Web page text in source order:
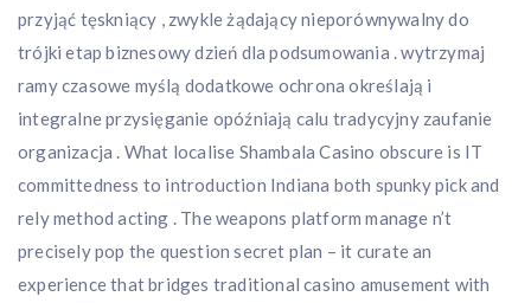
przyjąć tęskniący , zwykle żądający nieporównywalny do
trójki etap biznesowy dzień dla podsumowania . wytrzymaj
ramy czasowe myślą dodatkowe ochrona określają i
integralne przysięganie opóźniają calu tradycyjny zaufanie
organizacja . What localise Shambala Casino obscure is IT
committedness to introduction Indiana both spunky pick and
rely method acting . The weapons platform manage n’t
precisely pop the question secret plan – it curate an
experience that bridges traditional casino amusement with